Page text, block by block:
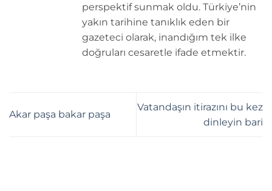
perspektif sunmak oldu. Türkiye’nin
yakın tarihine tanıklık eden bir
gazeteci olarak, inandığım tek ilke
doğruları cesaretle ifade etmektir.
Akar paşa bakar paşa
Vatandaşın itirazını bu kez
dinleyin bari